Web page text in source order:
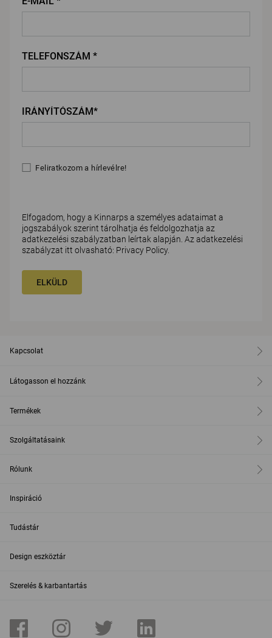
TELEFONSZÁM *
IRÁNYÍTÓSZÁM*
Feliratkozom a hírlevélre!
Elfogadom, hogy a Kinnarps a személyes adataimat a
jogszabályok szerint tárolhatja és feldolgozhatja az
adatkezelési szabályzatban leírtak alapján. Az adatkezelési
szabályzat itt olvasható: Privacy Policy.
ELKÜLD
Kapcsolat
Látogasson el hozzánk
Termékek
Szolgáltatásaink
Rólunk
Inspiráció
Tudástár
Design eszköztár
Szerelés & karbantartás